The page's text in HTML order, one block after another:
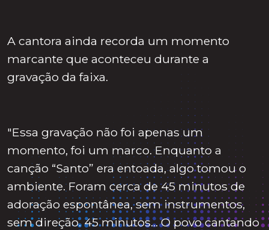
A cantora ainda recorda um momento
marcante que aconteceu durante a
gravação da faixa.
"Essa gravação não foi apenas um
momento, foi um marco. Enquanto a
canção “Santo” era entoada, algo tomou o
ambiente. Foram cerca de 45 minutos de
adoração espontânea, sem instrumentos,
sem direção. 45 minutos… O povo cantando